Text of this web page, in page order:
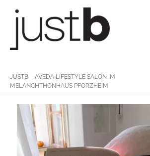
content
JUSTB – AVEDA LIFESTYLE SALON IM
MELANCHTHONHAUS PFORZHEIM